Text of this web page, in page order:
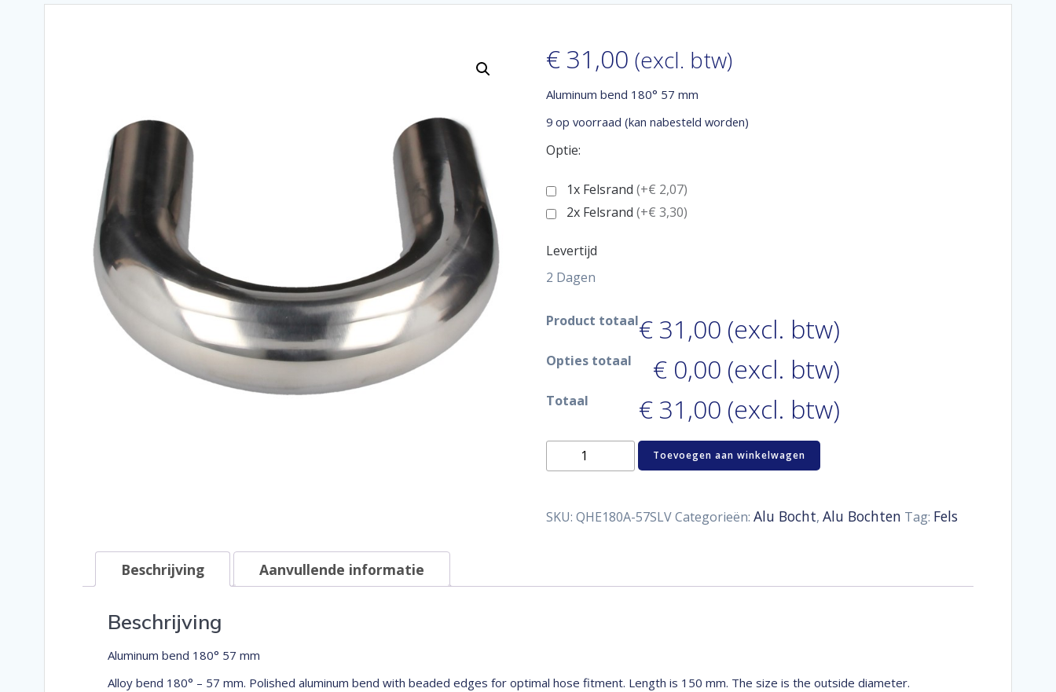
€31,00 (excl. btw)
Aluminum bend 180° 57 mm
9 op voorraad (kan nabesteld worden)
Optie:
1x Felsrand (+€ 2,07)
2x Felsrand (+€ 3,30)
Levertijd
2 Dagen
Product totaal€ 31,00 (excl. btw)
Opties totaal € 0,00 (excl. btw)
Totaal € 31,00 (excl. btw)
Aluminum
mm
aantal
Toevoegen aan winkelwagen
SKU: QHE180A-57SLVCategorieën: Alu Bocht, Alu Bochten Tag: Fels
Beschrijving Aanvullende informatie
Beschrijving
Aluminum bend 180° 57 mm
Alloy bend 180° – 57 mm. Polished aluminum bend with beaded edges for optimal hose fitment. Length is 150 mm. The size is the outside diameter.